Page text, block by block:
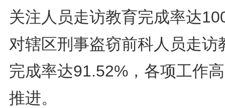
关注人员走访教育完成率达
对辖区刑事盗窃前科人员走访
完成率达91.52%，各项工作
推进。